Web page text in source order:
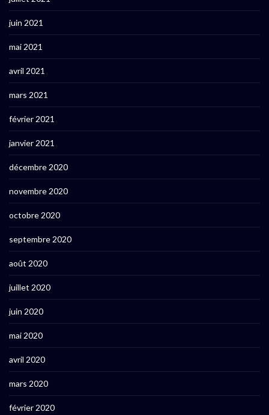
juin 2021
mai 2021
avril 2021
mars 2021
février 2021
janvier 2021
décembre 2020
novembre 2020
octobre 2020
septembre 2020
août 2020
juillet 2020
juin 2020
mai 2020
avril 2020
mars 2020
février 2020